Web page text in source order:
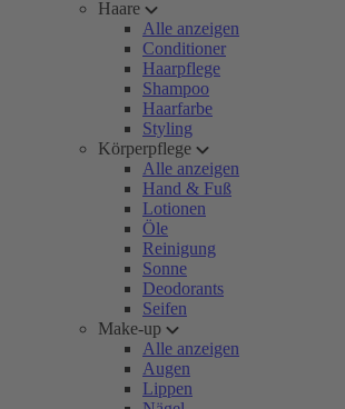
Haare
Alle anzeigen
Conditioner
Haarpflege
Shampoo
Haarfarbe
Styling
Körperpflege
Alle anzeigen
Hand & Fuß
Lotionen
Öle
Reinigung
Sonne
Deodorants
Seifen
Make-up
Alle anzeigen
Augen
Lippen